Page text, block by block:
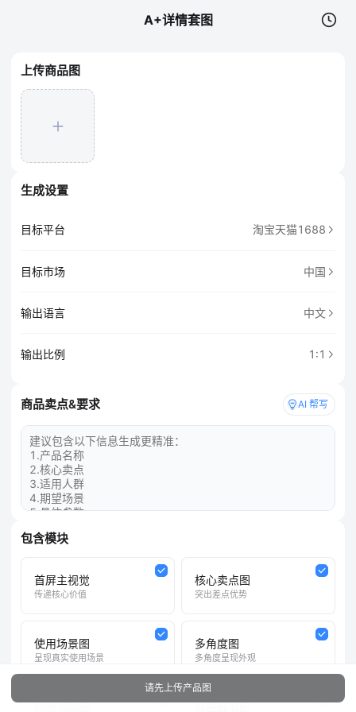
A+详情套图
上传商品图
生成设置
目标平台 淘宝天猫1688
目标市场 中国
输出语言 中文
输出比例 1:1
商品卖点&要求 AI 帮写
包含模块
首屏主视觉
传递核心价值
核心卖点图
突出差点优势
使用场景图
呈现真实使用场景
多角度图
多角度呈现外观
场景氛围图 商品细节图
请先上传产品图